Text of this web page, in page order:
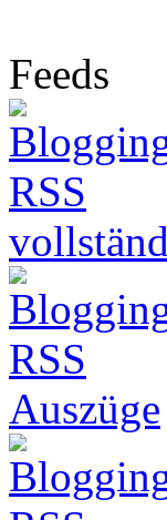
Feeds